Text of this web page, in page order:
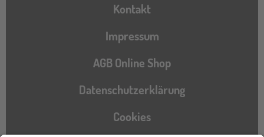
Kontakt
Impressum
AGB Online Shop
Datenschutzerklärung
Cookies